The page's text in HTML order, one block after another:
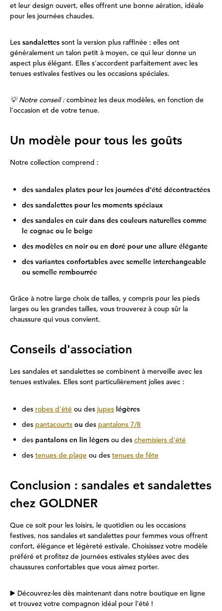
et leur design ouvert, elles offrent une bonne aération, idéale
pour les journées chaudes.
Les sandalettes sont la version plus raffinée : elles ont
généralement un talon petit à moyen, ce qui leur donne un
aspect plus élégant. Elles s'accordent parfaitement avec les
tenues estivales festives ou les occasions spéciales.
💡 Notre conseil :combinez les deux modèles, en fonction de
l'occasion et de votre tenue.
Un modèle pour tous les goûts
Notre collection comprend :
des sandales plates pour les journées d'été décontractées
des sandalettes pour les moments spéciaux
des sandales en cuir dans des couleurs naturelles comme
le cognac ou le beige
des modèles en noir ou en doré pour une allure élégante
des variantes confortables avec semelle interchangeable
ou semelle rembourrée
Grâce à notre large choix de tailles, y compris pour les pieds
larges ou les grandes tailles, vous trouverez à coup sûr la
chaussure qui vous convient.
Conseils d'association
Les sandales et sandalettes se combinent à merveille avec les
tenues estivales. Elles sont particulièrement jolies avec :
des robes d'été ou des jupes légères
des pantacourts ou des pantalons 7/8
des pantalons en lin légers ou des chemisiers d'été
des tenues de plage ou des tenues de fête
Conclusion : sandales et sandalettes
chez GOLDNER
Que ce soit pour les loisirs, le quotidien ou les occasions
festives, nos sandales et sandalettes pour femmes vous offrent
confort, élégance et légèreté estivale. Choisissez votre modèle
préféré et profitez de journées estivales stylées avec des
chaussures confortables que vous aimez porter.
▶️ Découvrez-les dès maintenant dans notre boutique en ligne
et trouvez votre compagnon idéal pour l'été !